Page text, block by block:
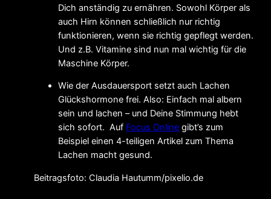
Dich anständig zu ernähren. Sowohl Körper als
auch Hirn können schließlich nur richtig
funktionieren, wenn sie richtig gepflegt werden.
Und z.B. Vitamine sind nun mal wichtig für die
Maschine Körper.
Wie der Ausdauersport setzt auch Lachen
Glückshormone frei. Also: Einfach mal albern
sein und lachen – und Deine Stimmung hebt
sich sofort. Auf Focus Online gibt’s zum
Beispiel einen 4-teiligen Artikel zum Thema
Lachen macht gesund.
Beitragsfoto: Claudia Hautumm/pixelio.de